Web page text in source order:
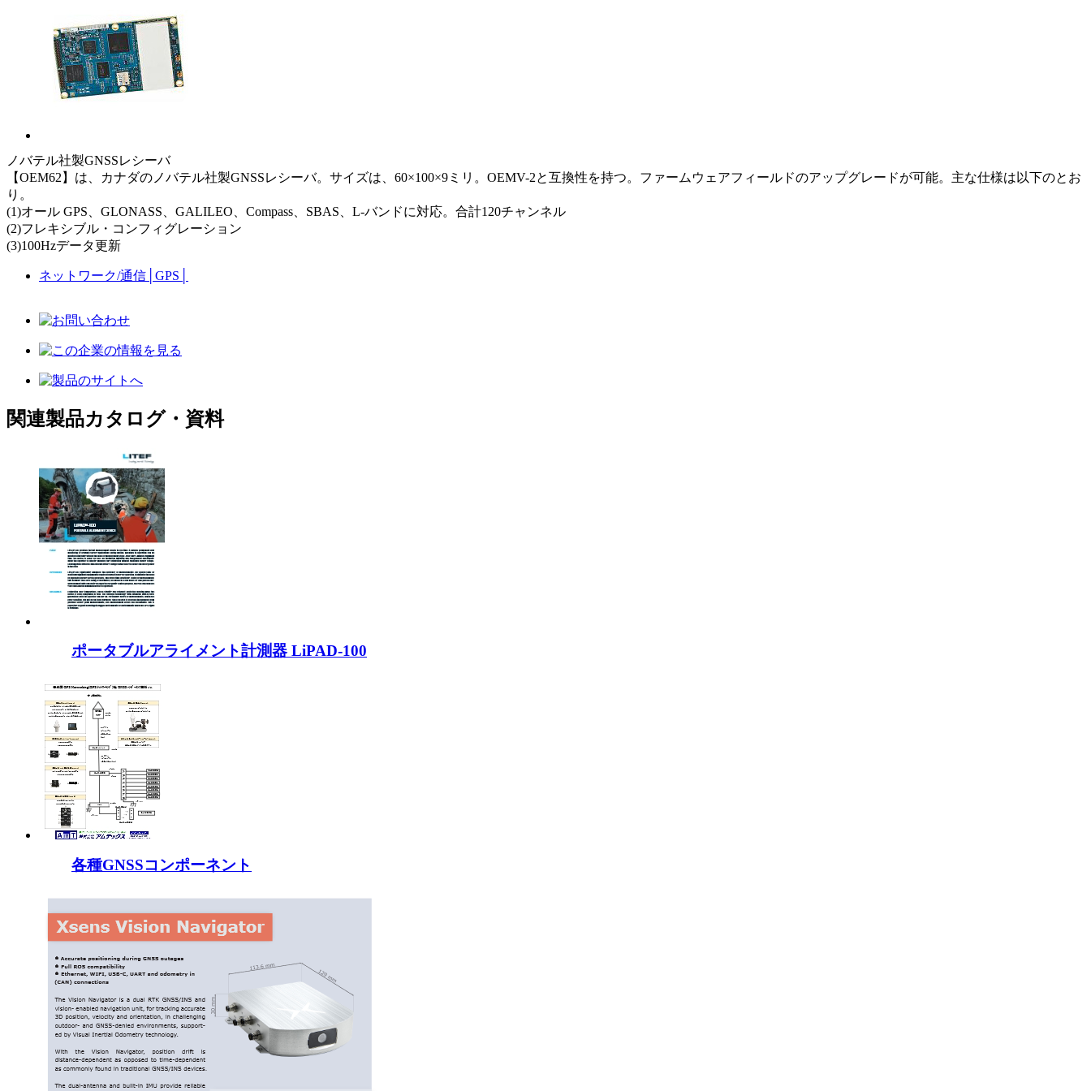
ノバテル社製GNSSレシーバ
【OEM62】は、カナダのノバテル社製GNSSレシーバ。サイズは、60×100×9ミリ。OEMV-2と互換性を持つ。ファームウェアフィールドのアップグレードが可能。主な仕様は以下のとお
り。
(1)オール GPS、GLONASS、GALILEO、Compass、SBAS、L-バンドに対応。合計120チャンネル
(2)フレキシブル・コンフィグレーション
(3)100Hzデータ更新
ネットワーク/通信 GPS
関連製品カタログ・資料
ポータブルアライメント計測器 LiPAD-100
各種GNSSコンポーネント